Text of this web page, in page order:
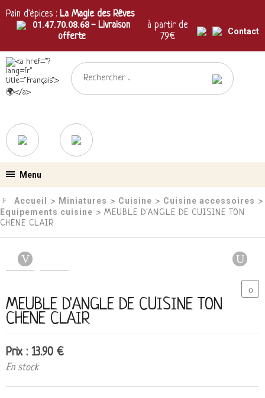
Pain d'épices : La Magie des Rêves
01.47.70.08.68- Livraison
offerte
à partir de
79€
Contact
Menu
Accueil › Miniatures › Cuisine › Cuisine accessoires ›
Equipements cuisine › MEUBLE D'ANGLE DE CUISINE TON
CHENE CLAIR
MEUBLE D'ANGLE DE CUISINE TON
CHENE CLAIR
Prix : 13.90 €
En stock